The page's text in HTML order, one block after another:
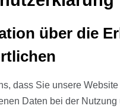
über die
dass Sie unsere
Daten bei der